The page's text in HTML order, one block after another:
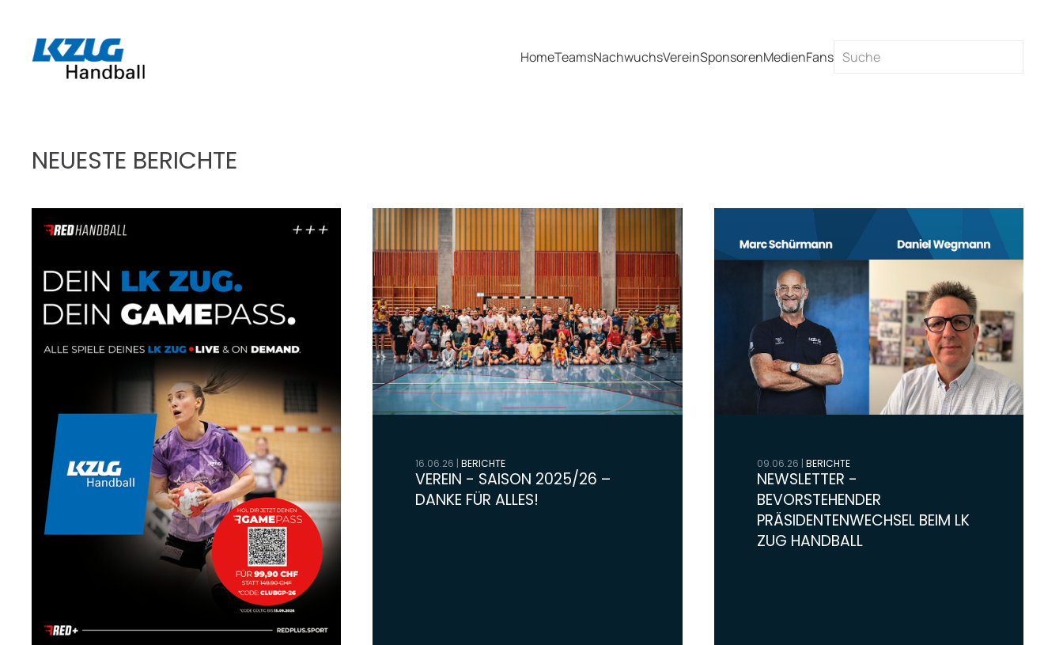
Zum Hauptinhalt springen HomeTeamsNachwuchsVereinSponsorenMedienFans
NEUESTE BERICHTE
16.06.26 |BERICHTE
VEREIN - SAISON 2025/26 –
DANKE FÜR ALLES!
09.06.26 | BERICHTE
NEWSLETTER -
BEVORSTEHENDER
PRÄSIDENTENWECHSEL BEIM LK
ZUG HANDBALL